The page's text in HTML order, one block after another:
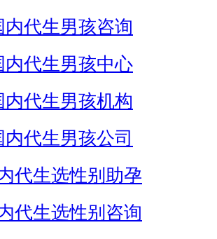
内代生男孩咨询
内代生男孩中心
内代生男孩机构
内代生男孩公司
代生选性别助孕
代生选性别咨询